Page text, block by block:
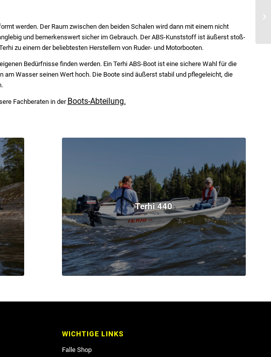
werden. Der Raum zwischen den beiden Schalen wird dann mit einem nicht
und bemerkenswert sicher im Gebrauch. Der ABS-Kunststoff ist äußerst stoß-
zu einem der beliebtesten Herstellern von Ruder- und Motorbooten.
Bedürfnisse finden werden. Ein Terhi ABS-Boot ist eine sichere Wahl für die
Wasser seinen Wert hoch. Die Boote sind äußerst stabil und pflegeleicht, die
Fachberaten in der Boots-Abteilung.
Terhi 440
WICHTIGE LINKS
Falle Shop